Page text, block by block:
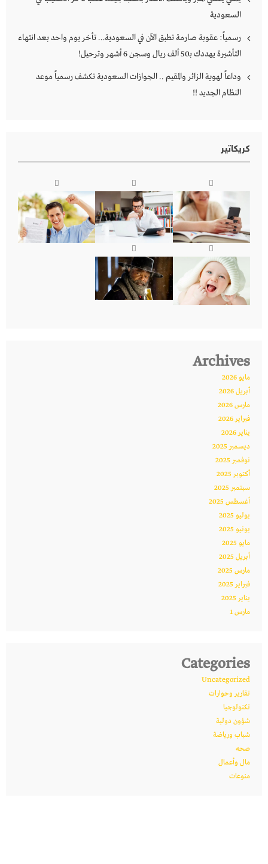
السعودية
رسمياً: عقوبة صارمة تطبق الآن في السعودية… تأخر يوم واحد بعد انتهاء
التأشيرة يهددك بـ50 ألف ريال وسجن 6 أشهر وترحيل!
وداعاً لهوية الزائر والمقيم .. الجوازات السعودية تكشف رسمياً موعد
النظام الجديد !!
كريكاتير
Archives
مايو 2026
أبريل 2026
مارس 2026
فبراير 2026
يناير 2026
ديسمبر 2025
نوفمبر 2025
أكتوبر 2025
سبتمبر 2025
أغسطس 2025
يوليو 2025
يونيو 2025
مايو 2025
أبريل 2025
مارس 2025
فبراير 2025
يناير 2025
مارس 1
Categories
Uncategorized
تقارير وحوارات
تكنولوجيا
شؤون دولية
شباب ورياضة
صحه
مال وأعمال
منوعات